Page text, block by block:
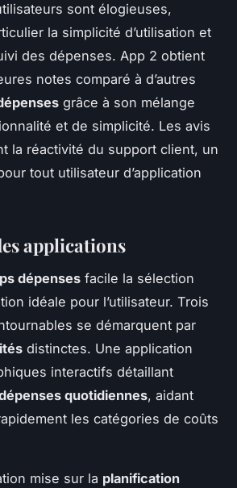
sont élogieuses,
la simplicité d’utilisation et
des dépenses. App 2 obtient
notes comparé à d’autres
grâce à son mélange
et de simplicité. Les avis
la réactivité du support client, un
tout utilisateur d’application
applications
dépenses facile la sélection
idéale pour l’utilisateur. Trois
se démarquent par
distinctes. Une application
interactifs détaillant
quotidiennes, aidant
les catégories de coûts
mise sur la planification